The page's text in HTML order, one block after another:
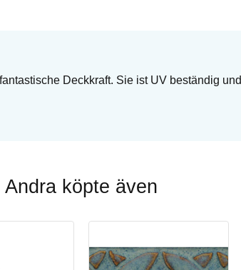
Deckkraft. Sie ist UV beständig
Andra köpte även